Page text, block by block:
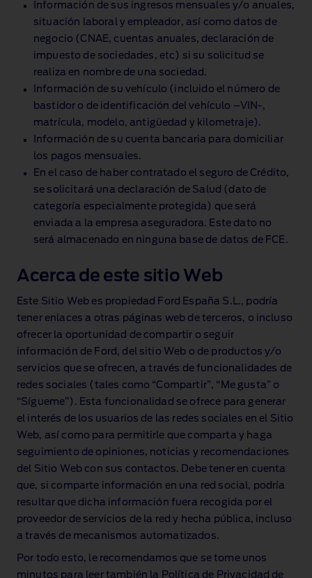
Información de sus ingresos mensuales y/o anuales,
situación laboral y empleador, así como datos de
negocio (CNAE, cuentas anuales, declaración de
impuesto de sociedades, etc) si su solicitud se
realiza en nombre de una sociedad.
Información de su vehículo (incluido el número de
bastidor o de identificación del vehículo –VIN‑,
matrícula, modelo, antigüedad y kilometraje).
Información de su cuenta bancaria para domiciliar
los pagos mensuales.
En el caso de haber contratado el seguro de Crédito,
se solicitará una declaración de Salud (dato de
categoría especialmente protegida) que será
enviada a la empresa aseguradora. Este dato no
será almacenado en ninguna base de datos de FCE.
Acerca de este sitio Web
Este Sitio Web es propiedad Ford España S.L., podría
tener enlaces a otras páginas web de terceros, o incluso
ofrecer la oportunidad de compartir o seguir
información de Ford, del sitio Web o de productos y/o
servicios que se ofrecen, a través de funcionalidades de
redes sociales (tales como “Compartir”, “Me gusta” o
“Sígueme”). Esta funcionalidad se ofrece para generar
el interés de los usuarios de las redes sociales en el Sitio
Web, así como para permitirle que comparta y haga
seguimiento de opiniones, noticias y recomendaciones
del Sitio Web con sus contactos. Debe tener en cuenta
que, si comparte información en una red social, podría
resultar que dicha información fuera recogida por el
proveedor de servicios de la red y hecha pública, incluso
a través de mecanismos automatizados.
Por todo esto, le recomendamos que se tome unos
minutos para leer también la Política de Privacidad de